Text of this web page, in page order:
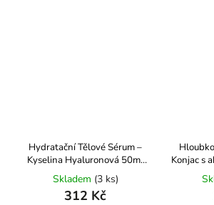
Hydratační Tělové Sérum –
Kyselina Hyaluronová 50ml
Kvítok
Skladem (3 ks)
312 Kč
Konjac s